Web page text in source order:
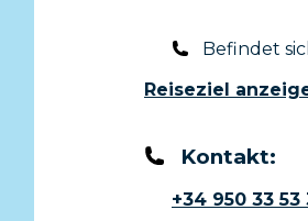
Befindet
Reiseziel
Kontakt:
+34 950 33 53